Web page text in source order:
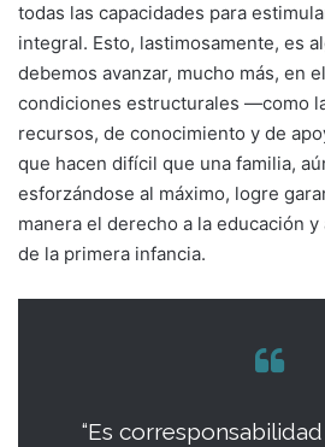
todas las capacidades para
integral. Esto, lastimosamente, es
debemos avanzar, mucho más, en
condiciones estructurales —como
recursos, de conocimiento y de
que hacen difícil que una familia,
esforzándose al máximo, logre
manera el derecho a la educación
de la primera infancia.
“Es